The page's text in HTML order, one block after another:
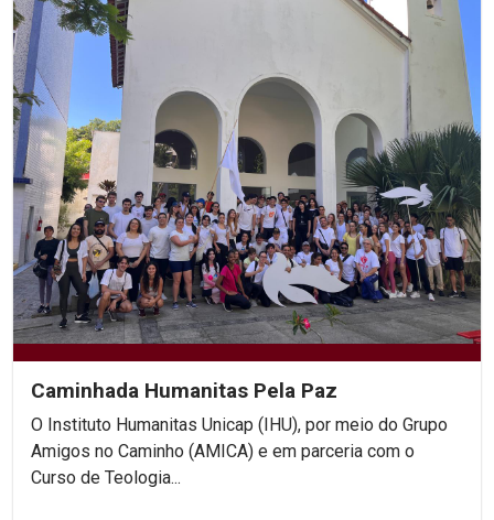
Caminhada Humanitas Pela Paz
O Instituto Humanitas Unicap (IHU), por meio do Grupo
Amigos no Caminho (AMICA) e em parceria com o
Curso de Teologia...